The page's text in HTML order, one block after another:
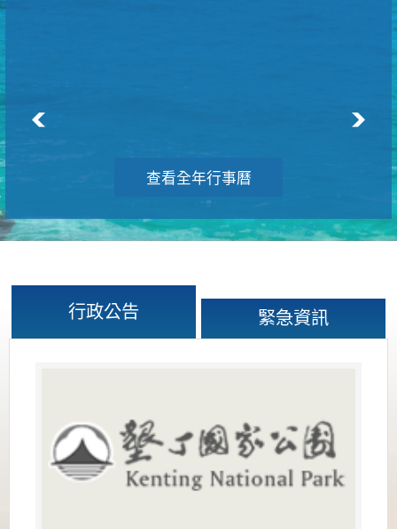
查看全年行事曆
行政公告 緊急資訊